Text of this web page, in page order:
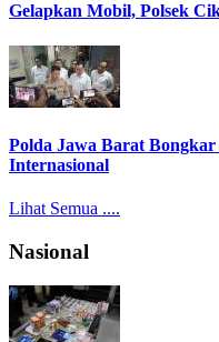
Gelapkan Mobil, Polsek
Polda Jawa Barat
Internasional
Lihat Semua ....
Nasional